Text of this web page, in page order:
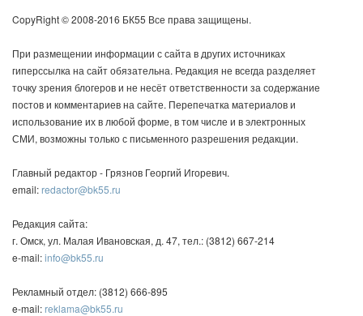
CopyRight © 2008-2016 БК55 Все права защищены.
При размещении информации с сайта в других источниках
гиперссылка на сайт обязательна. Редакция не всегда разделяет
точку зрения блогеров и не несёт ответственности за содержание
постов и комментариев на сайте. Перепечатка материалов и
использование их в любой форме, в том числе и в электронных
СМИ, возможны только с письменного разрешения редакции.
Главный редактор - Грязнов Георгий Игоревич.
email:redactor@bk55.ru
Редакция сайта:
г. Омск, ул. Малая Ивановская, д. 47, тел.: (3812) 667-214
e-mail:info@bk55.ru
Рекламный отдел: (3812) 666-895
e-mail:reklama@bk55.ru